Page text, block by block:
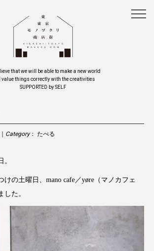
that we will be able to make a new world
value things correctly with the creativities
SUPPORTED by SELF
Category： たべる
。
けの土曜日、mano cafe／yøre（マノカフェ
した。